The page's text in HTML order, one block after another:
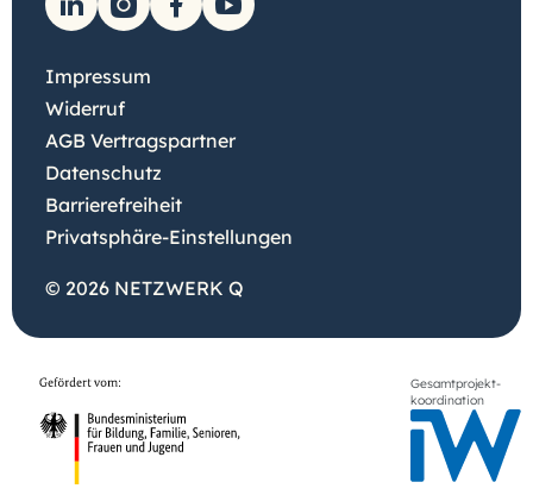
Impressum
Widerruf
AGB Vertragspartner
Datenschutz
Barrierefreiheit
Privatsphäre-Einstellungen
© 2026 NETZWERK Q
Gesamtprojekt-
koordination